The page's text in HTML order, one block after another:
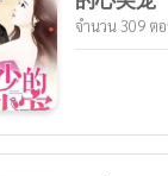
เพศ อายุ พรส
ด้วยความสา
จำนวน 309 ต